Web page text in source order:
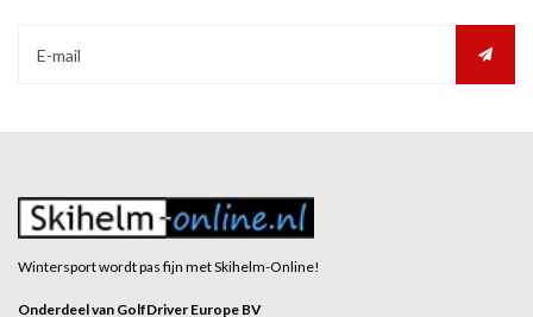
Wintersport wordt pas fijn met Skihelm-Online!
Onderdeel van GolfDriver Europe BV